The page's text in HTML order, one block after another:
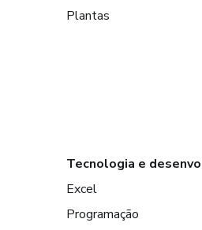
Plantas
Tecnologia e
Excel
Programação